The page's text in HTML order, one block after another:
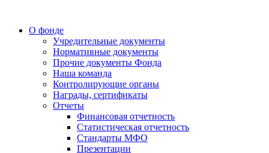
О фонде
Учредительные документы
Нормативные документы
Прочие документы Фонда
Наша команда
Контролирующие органы
Награды, сертификаты
Отчеты
Финансовая отчетность
Статистическая отчетность
Стандарты МФО
Презентации